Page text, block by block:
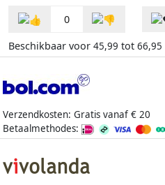
0
Beschikbaar voor 45,99 tot 66,95
Verzendkosten: Gratis vanaf € 20
Betaalmethodes: